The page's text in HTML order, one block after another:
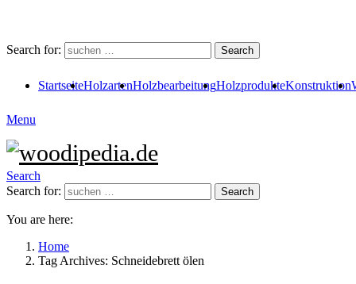
Search for: Search
StartseiteHolzartenHolzbearbeitungHolzprodukteKonstruktion
Menu
Search
Search for:
Search
You are here:
Home
Tag Archives: Schneidebrett ölen